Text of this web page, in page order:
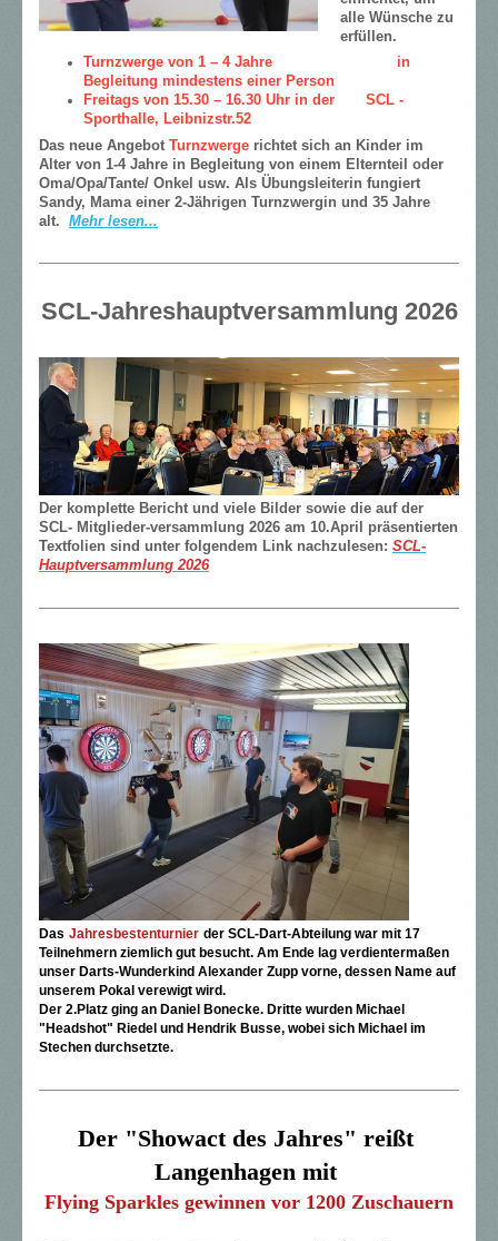
alle Wünsche zu
erfüllen.
Turnzwerge von 1 – 4 Jahre in
Begleitung mindestens einer Person
Freitags von 15.30 – 16.30 Uhr in der SCL -
Sporthalle, Leibnizstr.52
Das neue Angebot Turnzwerge richtet sich an Kinder im
Alter von 1-4 Jahre in Begleitung von einem Elternteil oder
Oma/Opa/Tante/ Onkel usw. Als Übungsleiterin fungiert
Sandy, Mama einer 2-Jährigen Turnzwergin und 35 Jahre
alt. Mehr lesen...
SCL-Jahreshauptversammlung 2026
Der komplette Bericht und viele Bilder sowie die auf der
SCL- Mitglieder-versammlung 2026 am 10.April präsentierten
Textfolien sind unter folgendem Link nachzulesen: SCL-
Hauptversammlung 2026
Das Jahresbestenturnier der SCL-Dart-Abteilung war mit 17
Teilnehmern ziemlich gut besucht. Am Ende lag verdientermaßen
unser Darts-Wunderkind Alexander Zupp vorne, dessen Name auf
unserem Pokal verewigt wird.
Der 2.Platz ging an Daniel Bonecke. Dritte wurden Michael
"Headshot" Riedel und Hendrik Busse, wobei sich Michael im
Stechen durchsetzte.
Der "Showact des Jahres" reißt
Langenhagen mit
Flying Sparkles gewinnen vor 1200 Zuschauern